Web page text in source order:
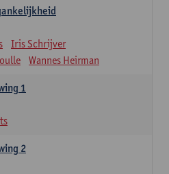
Iris Schrijver
Wannes Heirman
1
2